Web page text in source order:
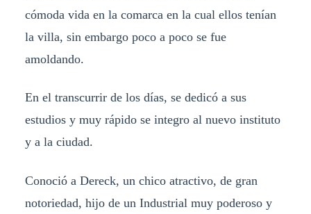
cómoda vida en la comarca en la cual ellos tenían
la villa, sin embargo poco a poco se fue
amoldando.
En el transcurrir de los días, se dedicó a sus
estudios y muy rápido se integro al nuevo instituto
y a la ciudad.
Conoció a Dereck, un chico atractivo, de gran
notoriedad, hijo de un Industrial muy poderoso y